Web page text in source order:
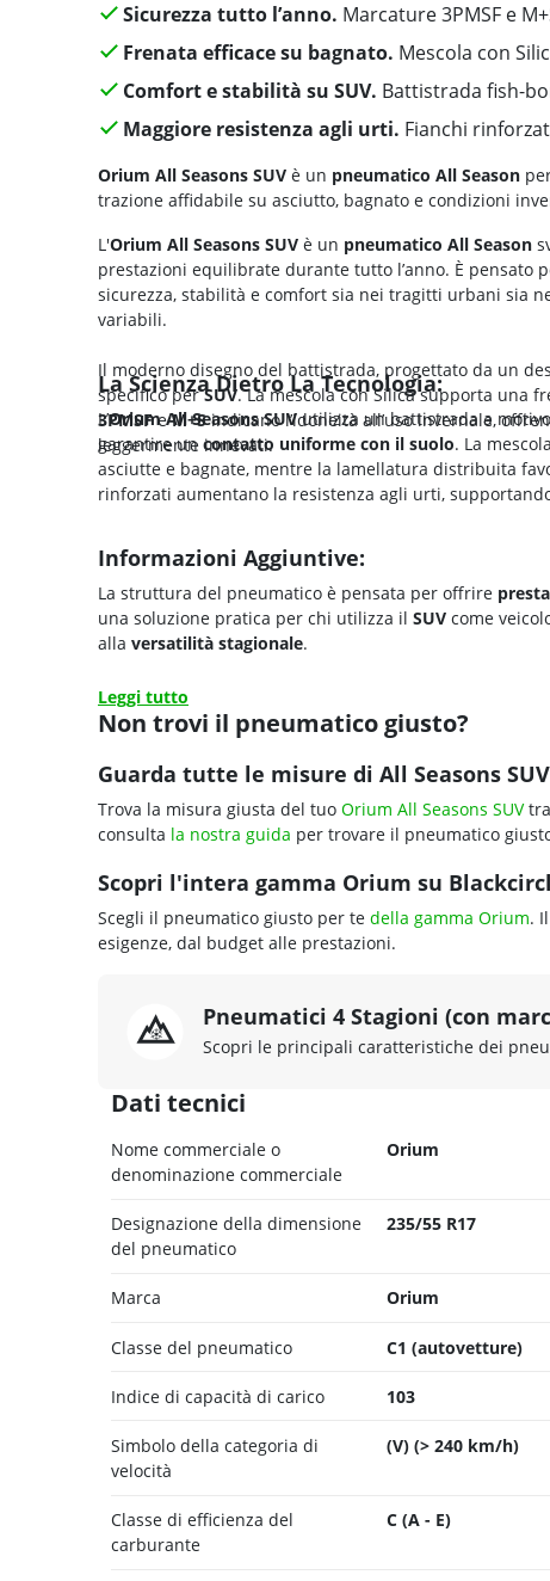
Sicurezza tutto l’anno. Marcature 3PMSF e
Frenata efficace su bagnato. Mescola con
Comfort e stabilità su SUV. Battistrada fish-
Maggiore resistenza agli urti. Fianchi
Orium All Seasons SUV è un pneumatico All Season
trazione affidabile su asciutto, bagnato e condizioni
L'Orium All Seasons SUV è un pneumatico All Season
prestazioni equilibrate durante tutto l’anno. È pensato
sicurezza, stabilità e comfort sia nei tragitti urbani sia
variabili.
Il moderno disegno del battistrada, progettato da un
specifico perSUV. La mescola con Silica supporta una
3PMSFeM+Sindicano l’idoneità all’uso invernale,
leggermente innevati.
La Scienza Dietro La Tecnologia:
L’Orium All Seasons SUVutilizza un battistrada a
garantire uncontatto uniforme con il suolo. La
asciutte e bagnate, mentre la lamellatura distribuita
rinforzati aumentano la resistenza agli urti,
Informazioni Aggiuntive:
La struttura del pneumatico è pensata per offrire
una soluzione pratica per chi utilizza il SUV come
alla versatilità stagionale.
Leggi tutto
Non trovi il pneumatico giusto?
Guarda tutte le misure di All Seasons
Trova la misura giusta del tuo Orium All Seasons SUVtra
consulta la nostra guida per trovare il pneumatico
Scopri l'intera gamma Orium su
Scegli il pneumatico giusto per te della gamma Orium.
esigenze, dal budget alle prestazioni.
Pneumatici 4 Stagioni (con
Scopri le principali caratteristiche dei
Dati tecnici
Nome commerciale o
denominazione commerciale
Orium
Designazione della dimensione
del pneumatico
235/55 R17
Marca Orium
Classe del pneumatico C1 (autovetture)
Indice di capacità di carico 103
Simbolo della categoria di
velocità
(V) (> 240 km/h)
Classe di efficienza del
carburante
C (A - E)